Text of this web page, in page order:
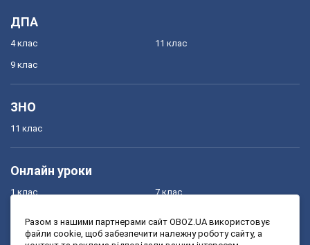
ДПА
4 клас
9 клас
11 клас
ЗНО
11 клас
Онлайн уроки
1 клас
3 клас
7 клас
9 клас
Разом з нашими партнерами сайт OBOZ.UA використовує
файли cookie, щоб забезпечити належну роботу сайту, а